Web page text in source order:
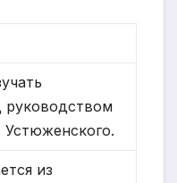
руководством
из